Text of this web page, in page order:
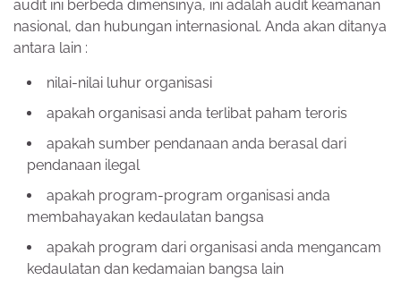
audit ini berbeda dimensinya, ini adalah audit keamanan
nasional, dan hubungan internasional. Anda akan ditanya
antara lain :
nilai-nilai luhur organisasi
apakah organisasi anda terlibat paham teroris
apakah sumber pendanaan anda berasal dari
pendanaan ilegal
apakah program-program organisasi anda
membahayakan kedaulatan bangsa
apakah program dari organisasi anda mengancam
kedaulatan dan kedamaian bangsa lain